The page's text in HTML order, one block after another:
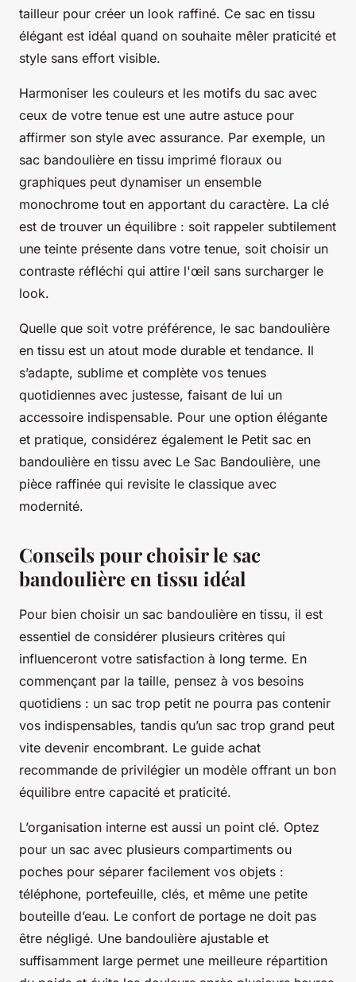
tailleur pour créer un look raffiné. Ce sac en tissu
élégant est idéal quand on souhaite mêler praticité et
style sans effort visible.
Harmoniser les couleurs et les motifs du sac avec
ceux de votre tenue est une autre astuce pour
affirmer son style avec assurance. Par exemple, un
sac bandoulière en tissu imprimé floraux ou
graphiques peut dynamiser un ensemble
monochrome tout en apportant du caractère. La clé
est de trouver un équilibre : soit rappeler subtilement
une teinte présente dans votre tenue, soit choisir un
contraste réfléchi qui attire l'œil sans surcharger le
look.
Quelle que soit votre préférence, le sac bandoulière
en tissu est un atout mode durable et tendance. Il
s’adapte, sublime et complète vos tenues
quotidiennes avec justesse, faisant de lui un
accessoire indispensable. Pour une option élégante
et pratique, considérez également le Petit sac en
bandoulière en tissu avec Le Sac Bandoulière, une
pièce raffinée qui revisite le classique avec
modernité.
Conseils pour choisir le sac
bandoulière en tissu idéal
Pour bien choisir un sac bandoulière en tissu, il est
essentiel de considérer plusieurs critères qui
influenceront votre satisfaction à long terme. En
commençant par la taille, pensez à vos besoins
quotidiens : un sac trop petit ne pourra pas contenir
vos indispensables, tandis qu’un sac trop grand peut
vite devenir encombrant. Le guide achat
recommande de privilégier un modèle offrant un bon
équilibre entre capacité et praticité.
L’organisation interne est aussi un point clé. Optez
pour un sac avec plusieurs compartiments ou
poches pour séparer facilement vos objets :
téléphone, portefeuille, clés, et même une petite
bouteille d’eau. Le confort de portage ne doit pas
être négligé. Une bandoulière ajustable et
suffisamment large permet une meilleure répartition